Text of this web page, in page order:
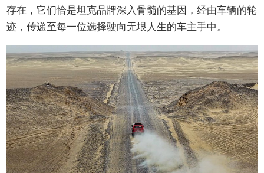
存在，它们恰是坦克品牌深入骨髓的基因，经由车辆的轮
迹，传递至每一位选择驶向无垠人生的车主手中。